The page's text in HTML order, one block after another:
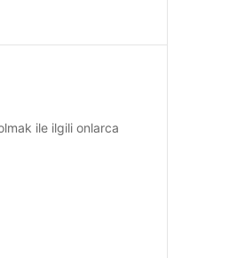
ile ilgili onlarca